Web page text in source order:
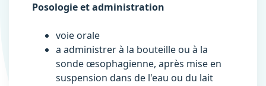
Posologie et administration
voie orale
a administrer à la bouteille ou à la
sonde œsophagienne, après mise en
suspension dans de l'eau ou du lait